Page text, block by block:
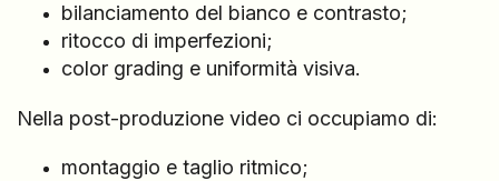
bilanciamento del bianco e contrasto;
ritocco di imperfezioni;
color grading e uniformità visiva.
Nella post-produzione video ci occupiamo di:
montaggio e taglio ritmico;